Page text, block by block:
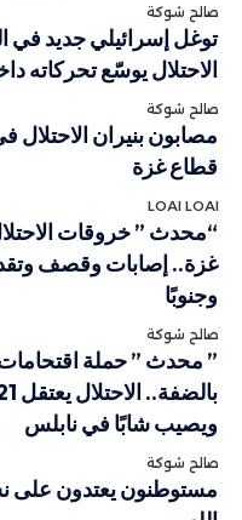
صالح شوكة
توغل إسرائيلي جديد في
الاحتلال يوسّع تحركاته
صالح شوكة
مصابون بنيران الاحتلال
قطاع غزة
LOAI LOAI
“محدث ” خروقات
غزة.. إصابات وقصف
وجنوبًا
صالح شوكة
” محدث ” حملة
ويصيب شابًا في نابلس
صالح شوكة
مستوطنون يعتدون على